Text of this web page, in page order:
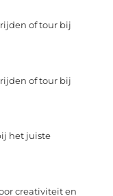
of tour bij
of tour bij
het juiste
creativiteit en